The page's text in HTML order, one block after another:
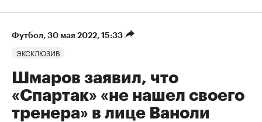
Футбол⁠, 30 мая 2022, 15:33
ЭКСКЛЮЗИВ
Шмаров заявил, что
«Спартак» «не нашел своего
тренера» в лице Ваноли